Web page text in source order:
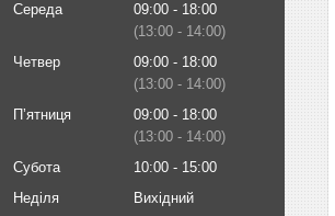
Середа
09:00
18:00
13:00
14:00
Четвер
09:00
18:00
13:00
14:00
Пʼятниця
09:00
18:00
13:00
14:00
Субота
10:00
15:00
Неділя
Вихідний